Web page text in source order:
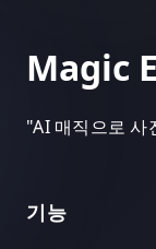
Magic
"AI 매직으로 사
기능